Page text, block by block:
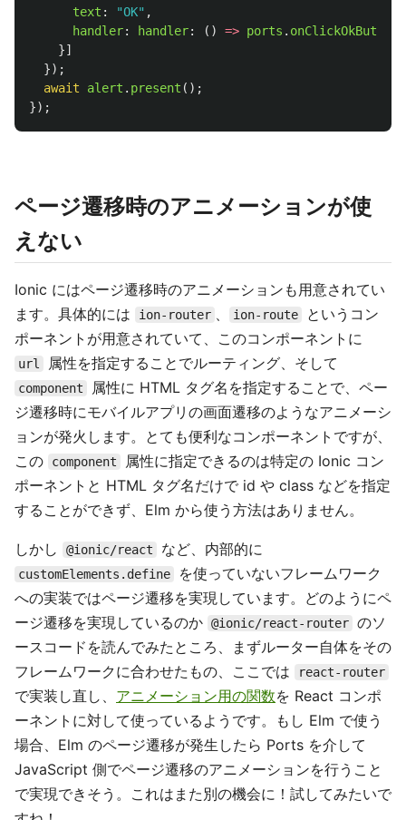
text : "OK" ,
handler: handler: () => ports . onClickOkButton
}]
});
await
alert . present ();
});
ページ遷移時のアニメーションが使
えない
Ionic にはページ遷移時のアニメーションも用意されてい
ます。具体的には
ion-router 、 ion-route
というコン
ポーネントが用意されていて、このコンポーネントに
url 属性を指定することでルーティング、そして
component
属性に HTML タグ名を指定することで、ペー
ジ遷移時にモバイルアプリの画面遷移のようなアニメーシ
ョンが発火します。とても便利なコンポーネントですが、
この
component
属性に指定できるのは特定の Ionic コン
ポーネントと HTML タグ名だけで id や class などを指定
することができず、Elm から使う方法はありません。
しかし @ionic/react など、内部的に
customElements.define
を使っていないフレームワーク
への実装ではページ遷移を実現しています。どのようにペ
ージ遷移を実現しているのか @ionic/react-router のソ
ースコードを読んでみたところ、まずルーター自体をその
フレームワークに合わせたもの、ここでは
react-router
で実装し直し、 アニメーション用の関数を React コンポ
ーネントに対して使っているようです。もし Elm で使う
場合、Elm のページ遷移が発生したら Ports を介して
JavaScript 側でページ遷移のアニメーションを行うこと
で実現できそう。これはまた別の機会に！試してみたいで